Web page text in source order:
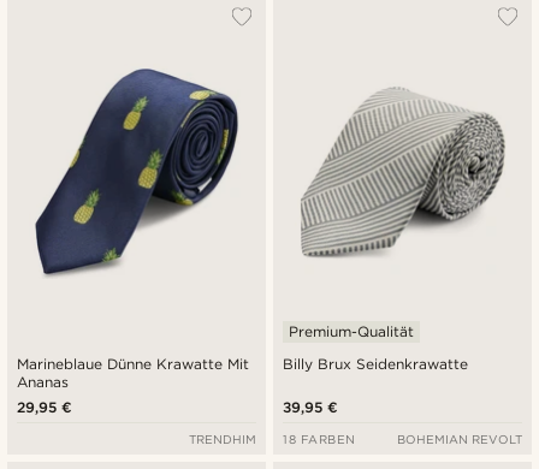
Marineblaue Dünne Krawatte Mit
Ananas
29,95 €
TRENDHIM
Billy Brux Seidenkrawatte
Premium-Qualität
39,95 €
18 FARBEN BOHEMIAN REVOLT